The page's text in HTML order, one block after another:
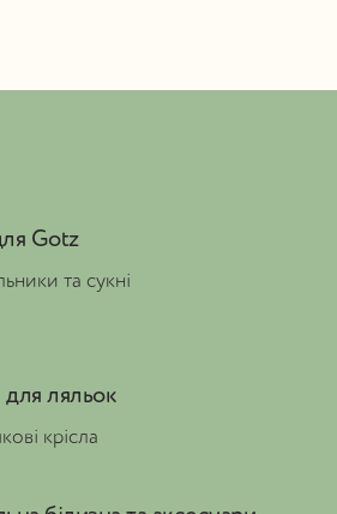
Gotz
та сукні
ляльок
крісла